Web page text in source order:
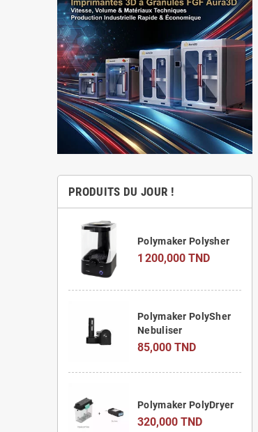
PRODUITS DU JOUR !
Polymaker Polysher
1 200,000 TND
Polymaker PolySher
Nebuliser
85,000 TND
Polymaker PolyDryer
320,000 TND